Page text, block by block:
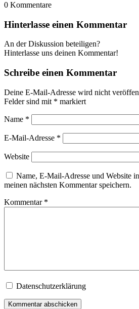
0 Kommentare
Hinterlasse einen Kommentar
An der Diskussion beteiligen?
Hinterlasse uns deinen Kommentar!
Schreibe einen Kommentar
Deine E-Mail-Adresse wird nicht
Felder sind mit * markiert
Name *
E-Mail-Adresse *
Website
Name, E-Mail-Adresse und Website
meinen nächsten Kommentar speichern.
Kommentar *
Datenschutzerklärung